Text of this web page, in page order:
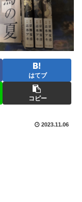
はてブ
コピー
2023.11.06